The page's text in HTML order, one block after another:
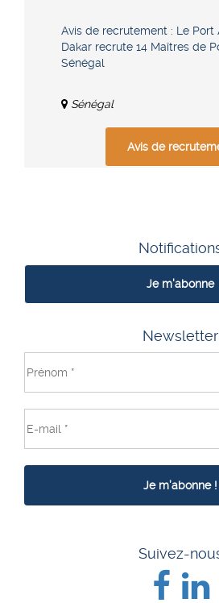
Avis de recrutement : Le Port
Dakar recrute 14 Maîtres de
Sénégal
Sénégal
Avis de
Je m'abonne
Newsletter
Suivez-